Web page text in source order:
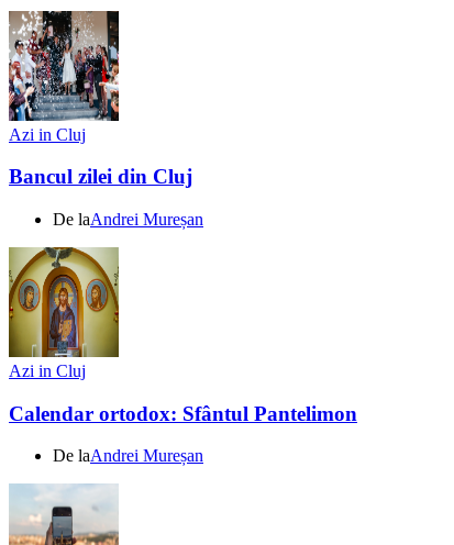
Azi in Cluj
Bancul zilei din Cluj
De laAndrei Mureșan
Azi in Cluj
Calendar ortodox: Sfântul Pantelimon
De laAndrei Mureșan